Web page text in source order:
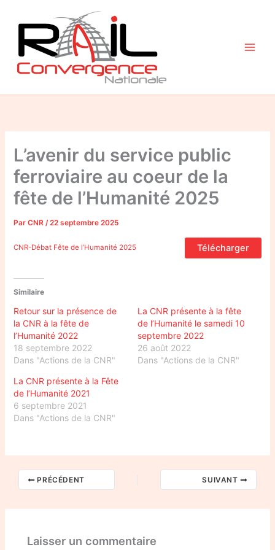
contenu
L’avenir du service public
ferroviaire au coeur de la
fête de l’Humanité 2025
ParCNR/22 septembre 2025
CNR-Débat Fête de l’Humanité 2025 Télécharger
Similaire
Retour sur la présence de
la CNR à la fête de
l’Humanité 2022
18 septembre 2022
Dans "Actions de la CNR"
La CNR présente à la fête
de l’Humanité le samedi 10
septembre 2022
26 août 2022
Dans "Actions de la CNR"
La CNR présente à la Fête
de l’Humanité 2021
6 septembre 2021
Dans "Actions de la CNR"
PRÉCÉDENT SUIVANT
Laisser un commentaire